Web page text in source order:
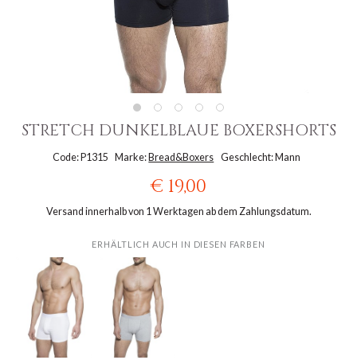
STRETCH DUNKELBLAUE BOXERSHORTS
Code: P1315 Marke: Bread&Boxers Geschlecht: Mann
€ 19,00
Versand innerhalb von 1 Werktagen ab dem Zahlungsdatum.
ERHÄLTLICH AUCH IN DIESEN FARBEN